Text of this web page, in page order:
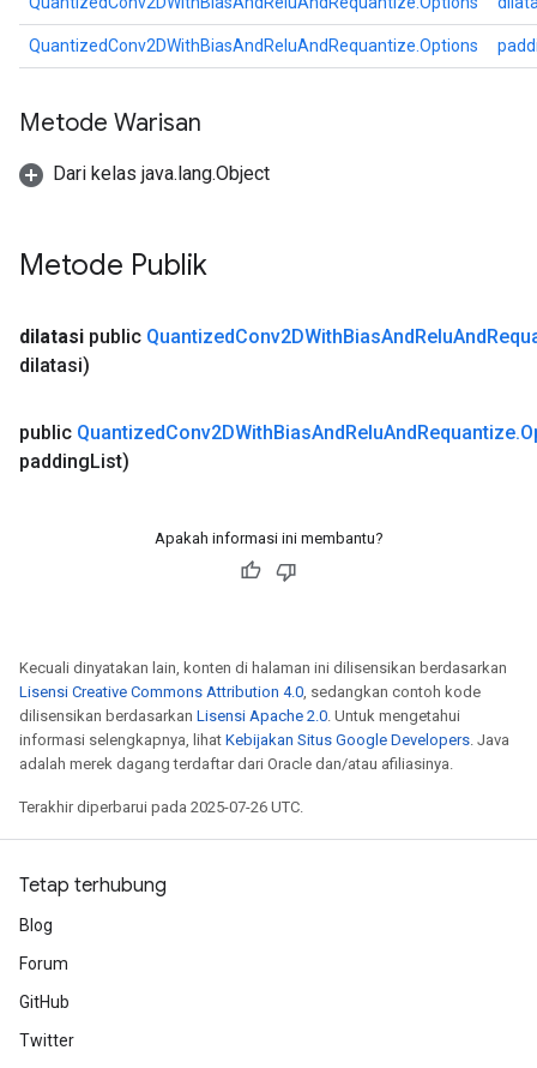
QuantizedConv2DWithBiasAndReluAndRequantize.Options
Metode Warisan
Dari kelas java.lang.Object
Metode Publik
dilatasi public QuantizedConv2DWithBiasAndReluAnd
dilatasi)
public QuantizedConv2DWithBiasAndReluAndRequantize.
paddingList)
Apakah informasi ini membantu?
Kecuali dinyatakan lain, konten di halaman ini dilisensikan berdasarkan
Lisensi Creative Commons Attribution 4.0, sedangkan contoh kode
dilisensikan berdasarkan Lisensi Apache 2.0. Untuk mengetahui
informasi selengkapnya, lihat Kebijakan Situs Google Developers. Java
adalah merek dagang terdaftar dari Oracle dan/atau afiliasinya.
Terakhir diperbarui pada 2025-07-26 UTC.
Tetap terhubung
Blog
Forum
GitHub
Twitter